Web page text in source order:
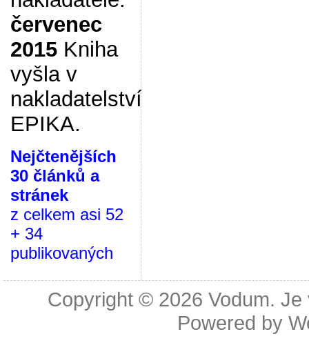
červenec
2015Kniha
vyšla v
nakladatelství
EPIKA.
Nejčtenějších
30 článků a
stránek
z celkem asi 52
+ 34
publikovaných
Copyright © 2026 Vodum.
Powered by